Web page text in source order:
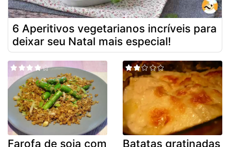
6 Aperitivos vegetarianos incríveis para
deixar seu Natal mais especial!
Farofa de soja com
Batatas gratinadas